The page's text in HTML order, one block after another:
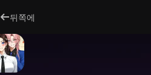
뒤쪽에